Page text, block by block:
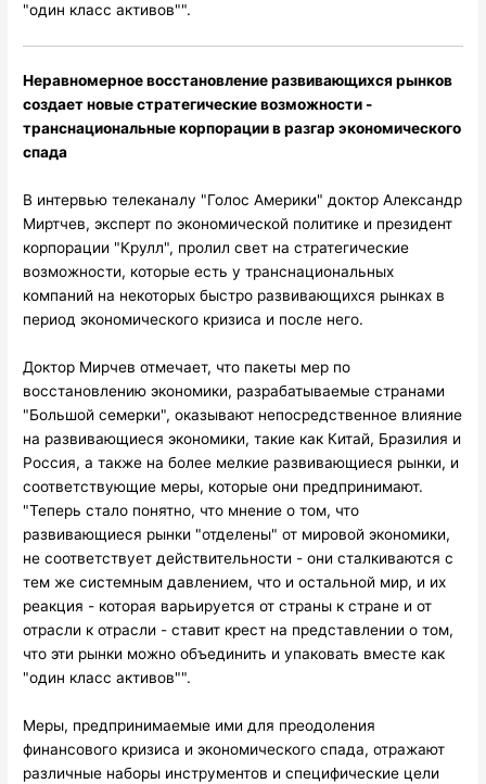
"один класс активов"".
Неравномерное восстановление развивающихся рынков
создает новые стратегические возможности -
транснациональные корпорации в разгар экономического
спада
В интервью телеканалу "Голос Америки" доктор Александр
Миртчев, эксперт по экономической политике и президент
корпорации "Крулл", пролил свет на стратегические
возможности, которые есть у транснациональных
компаний на некоторых быстро развивающихся рынках в
период экономического кризиса и после него.
Доктор Мирчев отмечает, что пакеты мер по
восстановлению экономики, разрабатываемые странами
"Большой семерки", оказывают непосредственное влияние
на развивающиеся экономики, такие как Китай, Бразилия и
Россия, а также на более мелкие развивающиеся рынки, и
соответствующие меры, которые они предпринимают.
"Теперь стало понятно, что мнение о том, что
развивающиеся рынки "отделены" от мировой экономики,
не соответствует действительности - они сталкиваются с
тем же системным давлением, что и остальной мир, и их
реакция - которая варьируется от страны к стране и от
отрасли к отрасли - ставит крест на представлении о том,
что эти рынки можно объединить и упаковать вместе как
"один класс активов"".
Меры, предпринимаемые ими для преодоления
финансового кризиса и экономического спада, отражают
различные наборы инструментов и специфические цели